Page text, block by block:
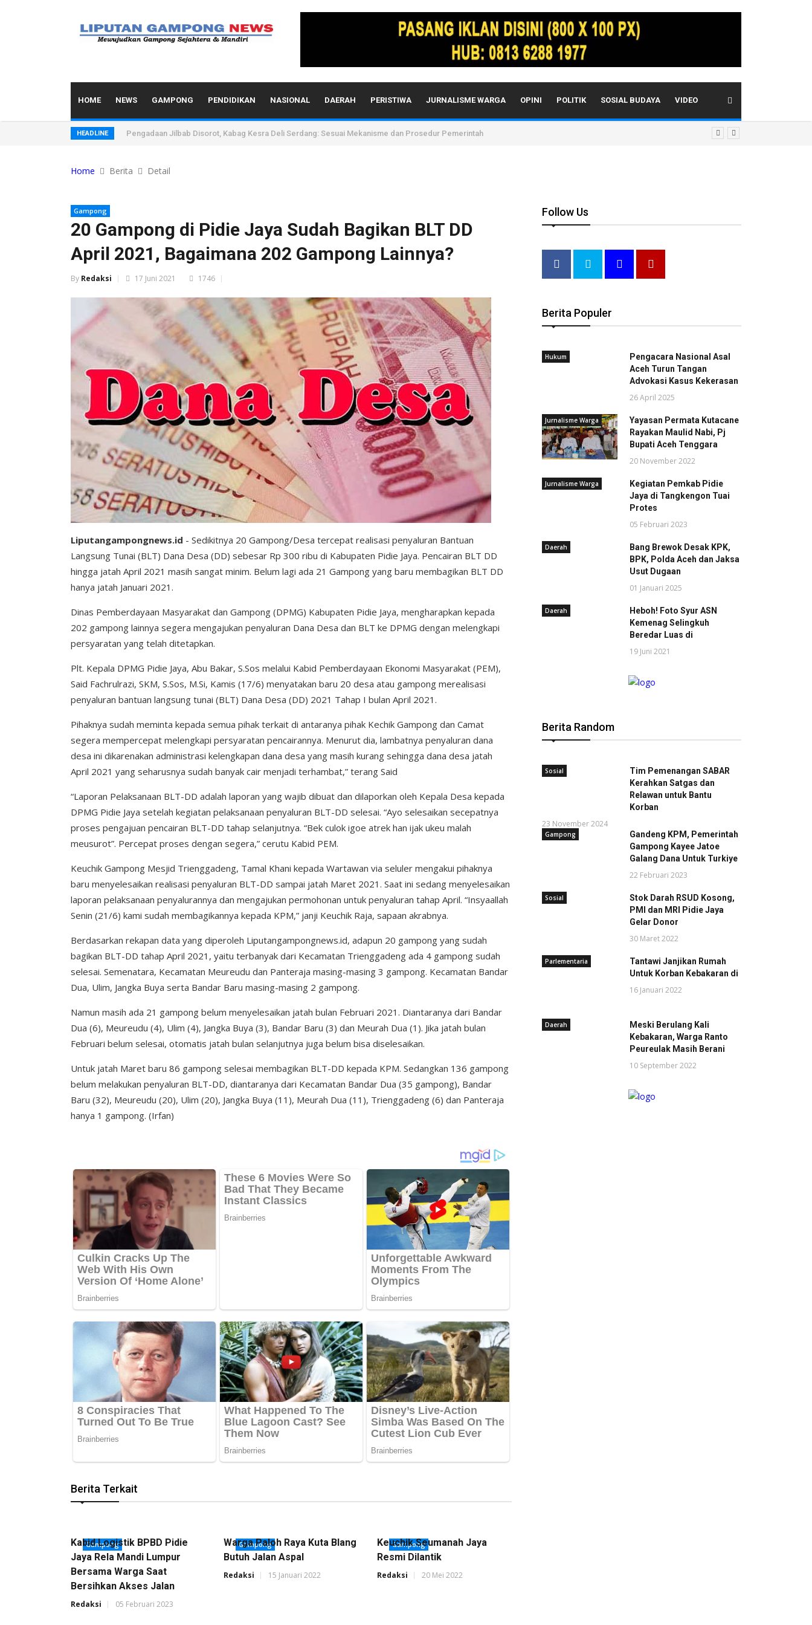
HOME NEWS GAMPONG PENDIDIKAN NASIONAL DAERAH PERISTIWA JURNALISME WARGA OPINI POLITIK SOSIAL BUDAYA VIDEO
HEADLINE Pengadaan Jilbab Disorot, Kabag Kesra Deli Serdang: Sesuai Mekanisme dan Prosedur Pemerintah
Home Berita Detail
Gampong
20 Gampong di Pidie Jaya Sudah Bagikan BLT DD
April 2021, Bagaimana 202 Gampong Lainnya?
By Redaksi 17 Juni 2021 1746
Liputangampongnews.id - Sedikitnya 20 Gampong/Desa tercepat realisasi penyaluran Bantuan
Langsung Tunai (BLT) Dana Desa (DD) sebesar Rp 300 ribu di Kabupaten Pidie Jaya. Pencairan BLT DD
hingga jatah April 2021 masih sangat minim. Belum lagi ada 21 Gampong yang baru membagikan BLT DD
hanya jatah Januari 2021.
Dinas Pemberdayaan Masyarakat dan Gampong (DPMG) Kabupaten Pidie Jaya, mengharapkan kepada
202 gampong lainnya segera mengajukan penyaluran Dana Desa dan BLT ke DPMG dengan melengkapi
persyaratan yang telah ditetapkan.
Plt. Kepala DPMG Pidie Jaya, Abu Bakar, S.Sos melalui Kabid Pemberdayaan Ekonomi Masyarakat (PEM),
Said Fachrulrazi, SKM, S.Sos, M.Si, Kamis (17/6) menyatakan baru 20 desa atau gampong merealisasi
penyaluran bantuan langsung tunai (BLT) Dana Desa (DD) 2021 Tahap I bulan April 2021.
Pihaknya sudah meminta kepada semua pihak terkait di antaranya pihak Kechik Gampong dan Camat
segera mempercepat melengkapi persyaratan pencairannya. Menurut dia, lambatnya penyaluran dana
desa ini dikarenakan administrasi kelengkapan dana desa yang masih kurang sehingga dana desa jatah
April 2021 yang seharusnya sudah banyak cair menjadi terhambat,” terang Said
“Laporan Pelaksanaan BLT-DD adalah laporan yang wajib dibuat dan dilaporkan oleh Kepala Desa kepada
DPMG Pidie Jaya setelah kegiatan pelaksanaan penyaluran BLT-DD selesai. “Ayo selesaikan secepatnya
proses pengajuan pencairan BLT-DD tahap selanjutnya. “Bek culok igoe atrek han ijak ukeu malah
meusurot”. Percepat proses dengan segera,” cerutu Kabid PEM.
Keuchik Gampong Mesjid Trienggadeng, Tamal Khani kepada Wartawan via seluler mengakui pihaknya
baru menyelesaikan realisasi penyaluran BLT-DD sampai jatah Maret 2021. Saat ini sedang menyelesaikan
laporan pelaksanaan penyalurannya dan mengajukan permohonan untuk penyaluran tahap April. “Insyaallah
Senin (21/6) kami sudah membagikannya kepada KPM,” janji Keuchik Raja, sapaan akrabnya.
Berdasarkan rekapan data yang diperoleh Liputangampongnews.id, adapun 20 gampong yang sudah
bagikan BLT-DD tahap April 2021, yaitu terbanyak dari Kecamatan Trienggadeng ada 4 gampong sudah
selesai. Semenatara, Kecamatan Meureudu dan Panteraja masing-masing 3 gampong. Kecamatan Bandar
Dua, Ulim, Jangka Buya serta Bandar Baru masing-masing 2 gampong.
Namun masih ada 21 gampong belum menyelesaikan jatah bulan Februari 2021. Diantaranya dari Bandar
Dua (6), Meureudu (4), Ulim (4), Jangka Buya (3), Bandar Baru (3) dan Meurah Dua (1). Jika jatah bulan
Februari belum selesai, otomatis jatah bulan selanjutnya juga belum bisa diselesaikan.
Untuk jatah Maret baru 86 gampong selesai membagikan BLT-DD kepada KPM. Sedangkan 136 gampong
belum melakukan penyaluran BLT-DD, diantaranya dari Kecamatan Bandar Dua (35 gampong), Bandar
Baru (32), Meureudu (20), Ulim (20), Jangka Buya (11), Meurah Dua (11), Trienggadeng (6) dan Panteraja
hanya 1 gampong. (Irfan)
Berita Terkait
Gampong
Kabid Logistik BPBD Pidie
Jaya Rela Mandi Lumpur
Bersama Warga Saat
Bersihkan Akses Jalan
Redaksi 05 Februari 2023
Gampong
Warga Paloh Raya Kuta Blang
Butuh Jalan Aspal
Redaksi 15 Januari 2022
Gampong
Keuchik Seumanah Jaya
Resmi Dilantik
Redaksi 20 Mei 2022
Follow Us
Berita Populer
Hukum
Pengacara Nasional Asal
Aceh Turun Tangan
Advokasi Kasus Kekerasan
26 April 2025
Jurnalisme Warga
Yayasan Permata Kutacane
Rayakan Maulid Nabi, Pj
Bupati Aceh Tenggara
20 November 2022
Jurnalisme Warga
Kegiatan Pemkab Pidie
Jaya di Tangkengon Tuai
Protes
05 Februari 2023
Daerah
Bang Brewok Desak KPK,
BPK, Polda Aceh dan Jaksa
Usut Dugaan
01 Januari 2025
Daerah
Heboh! Foto Syur ASN
Kemenag Selingkuh
Beredar Luas di
19 Juni 2021
Berita Random
Sosial
Tim Pemenangan SABAR
Kerahkan Satgas dan
Relawan untuk Bantu
Korban
23 November 2024
Gampong
Gandeng KPM, Pemerintah
Gampong Kayee Jatoe
Galang Dana Untuk Turkiye
22 Februari 2023
Sosial
Stok Darah RSUD Kosong,
PMI dan MRI Pidie Jaya
Gelar Donor
30 Maret 2022
Parlementaria
Tantawi Janjikan Rumah
Untuk Korban Kebakaran di
16 Januari 2022
Daerah
Meski Berulang Kali
Kebakaran, Warga Ranto
Peureulak Masih Berani
10 September 2022